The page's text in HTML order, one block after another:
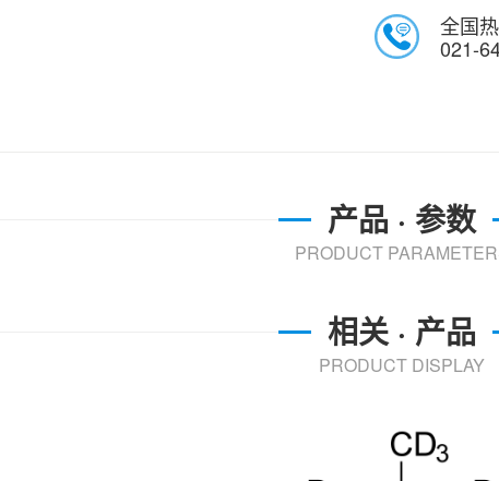
全国
021-
产品 · 参数
PRODUCT
相关 · 产品
PRODUCT DISPLAY